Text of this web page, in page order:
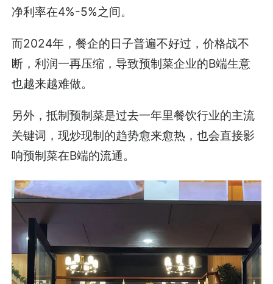
净利率在4%-5%之间。
而2024年，餐企的日子普遍不好过，价格战不
断，利润一再压缩，导致预制菜企业的B端生意
也越来越难做。
另外，抵制预制菜是过去一年里餐饮行业的主流
关键词，现炒现制的趋势愈来愈热，也会直接影
响预制菜在B端的流通。